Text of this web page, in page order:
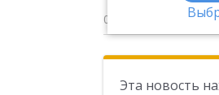
02.09.2025
Эта новость